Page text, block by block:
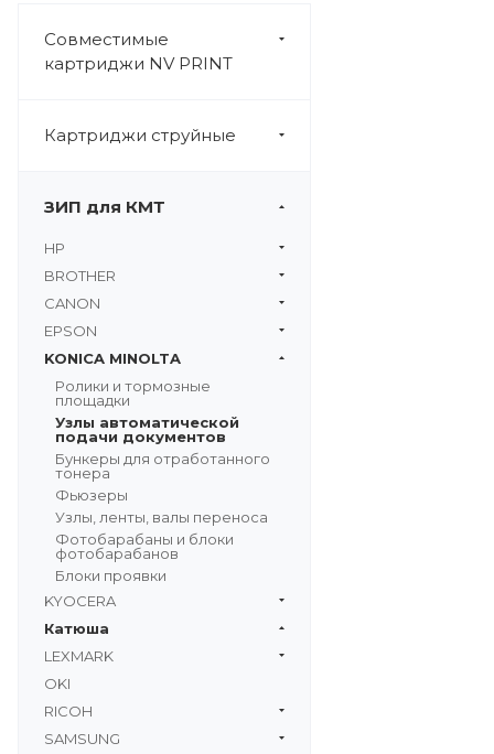
Совместимые
картриджи NV PRINT
Картриджи струйные
ЗИП для КМТ
HP
BROTHER
CANON
EPSON
KONICA MINOLTA
Ролики и тормозные
площадки
Узлы автоматической
подачи документов
Бункеры для отработанного
тонера
Фьюзеры
Узлы, ленты, валы переноса
Фотобарабаны и блоки
фотобарабанов
Блоки проявки
KYOCERA
Катюша
LEXMARK
OKI
RICOH
SAMSUNG